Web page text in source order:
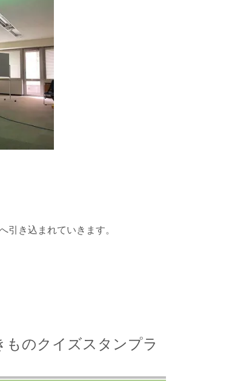
引き込まれていきます。
のクイズスタンプラ